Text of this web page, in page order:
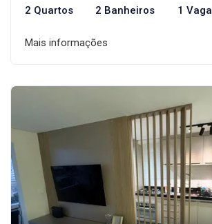
2 Quartos 2 Banheiros 1 Vaga
Mais informações